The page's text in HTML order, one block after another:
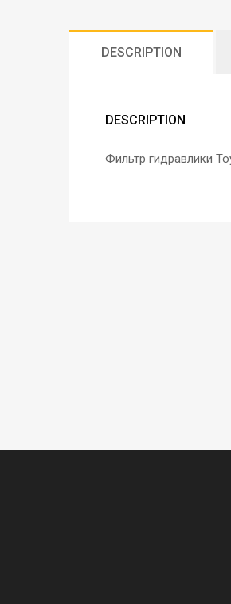
DESCRIPTION
DESCRIPTION
Фильтр гидравлики